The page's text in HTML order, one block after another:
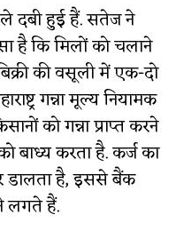
दबी हुई हैं. सतेज ने
है कि मिलों को चलाने
की वसूली में एक-दो
गन्ना मूल्य नियामक
को गन्ना प्राप्त करने
बाध्य करता है. कर्ज का
डालता है, इससे बैंक
लगते हैं.